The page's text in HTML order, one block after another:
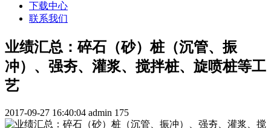
下载中心
联系我们
业绩汇总：碎石（砂）桩（沉管、振
冲）、强夯、灌浆、搅拌桩、旋喷桩等工
艺
2017-09-27 16:40:04 admin 175